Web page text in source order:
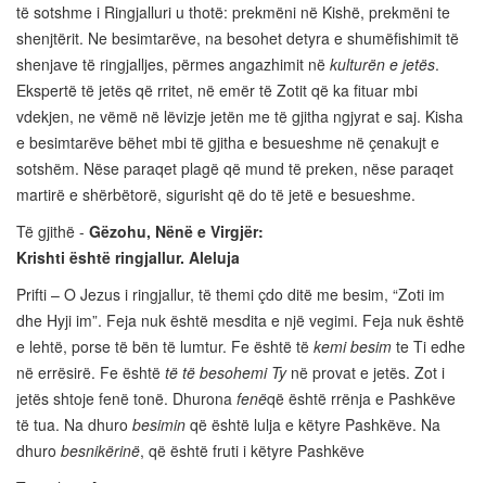
të sotshme i Ringjalluri u thotë: prekmëni në Kishë, prekmëni te
shenjtërit. Ne besimtarëve, na besohet detyra e shumëfishimit të
shenjave të ringjalljes, përmes angazhimit në kulturën e jetës.
Ekspertë të jetës që rritet, në emër të Zotit që ka fituar mbi
vdekjen, ne vëmë në lëvizje jetën me të gjitha ngjyrat e saj. Kisha
e besimtarëve bëhet mbi të gjitha e besueshme në çenakujt e
sotshëm. Nëse paraqet plagë që mund të preken, nëse paraqet
martirë e shërbëtorë, sigurisht që do të jetë e besueshme.
Të gjithë - Gëzohu, Nënë e Virgjër:
Krishti është ringjallur. Aleluja
Prifti – O Jezus i ringjallur, të themi çdo ditë me besim, “Zoti im
dhe Hyji im”. Feja nuk është mesdita e një vegimi. Feja nuk është
e lehtë, porse të bën të lumtur. Fe është të kemi besim te Ti edhe
në errësirë. Fe është të të besohemi Tynë provat e jetës. Zot i
jetës shtoje fenë tonë. Dhurona fenëqë është rrënja e Pashkëve
të tua. Na dhuro besimin që është lulja e këtyre Pashkëve. Na
dhuro besnikërinë, që është fruti i këtyre Pashkëve